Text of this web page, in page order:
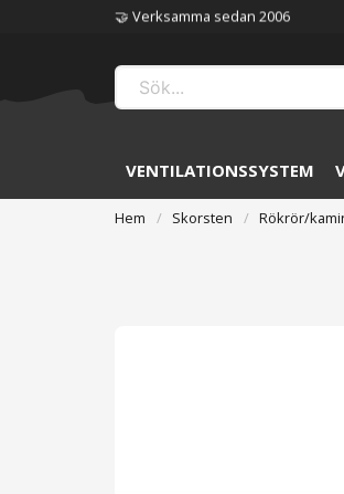
🤝 Verksamma sedan 2006
VENTILATIONSSYSTEM
Hem Skorsten Rökrör/